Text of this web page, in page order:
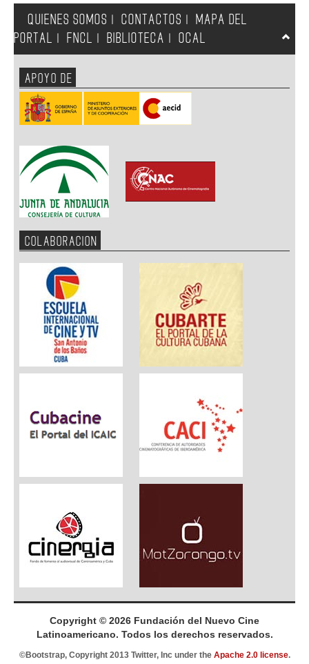
QUIENES SOMOS CONTACTOS
MAPA DEL
PORTAL
FNCL BIBLIOTECA OCAL
APOYO DE
COLABORACION
Copyright © 2026 Fundación del Nuevo Cine
Latinoamericano. Todos los derechos reservados.
©Bootstrap, Copyright 2013 Twitter, Inc under the Apache 2.0 license.